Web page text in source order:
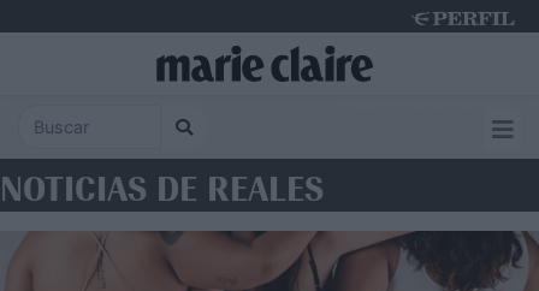
NOTICIAS DE REALES